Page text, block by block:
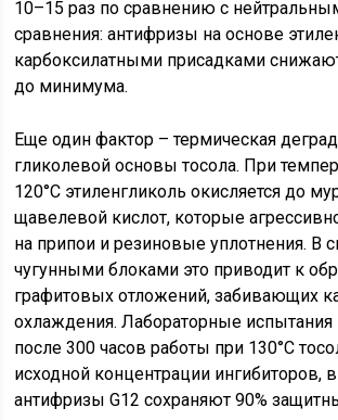
10–15 раз по сравнению с
сравнения: антифризы на основе
карбоксилатными присадками
до минимума.
Еще один фактор – термическая
гликолевой основы тосола. При
120°C этиленгликоль окисляется до
щавелевой кислот, которые
на припои и резиновые уплотнения. В
чугунными блоками это приводит к
графитовых отложений, забивающих
охлаждения. Лабораторные испытания
после 300 часов работы при 130°C
исходной концентрации ингибиторов,
антифризы G12 сохраняют 90%